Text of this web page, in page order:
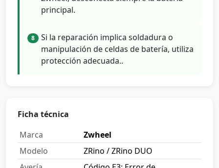
principal.
8
Si la reparación implica soldadura o
manipulación de celdas de batería, utiliza
protección adecuada..
Ficha técnica
Marca
Zwheel
Modelo
ZRino / ZRino DUO